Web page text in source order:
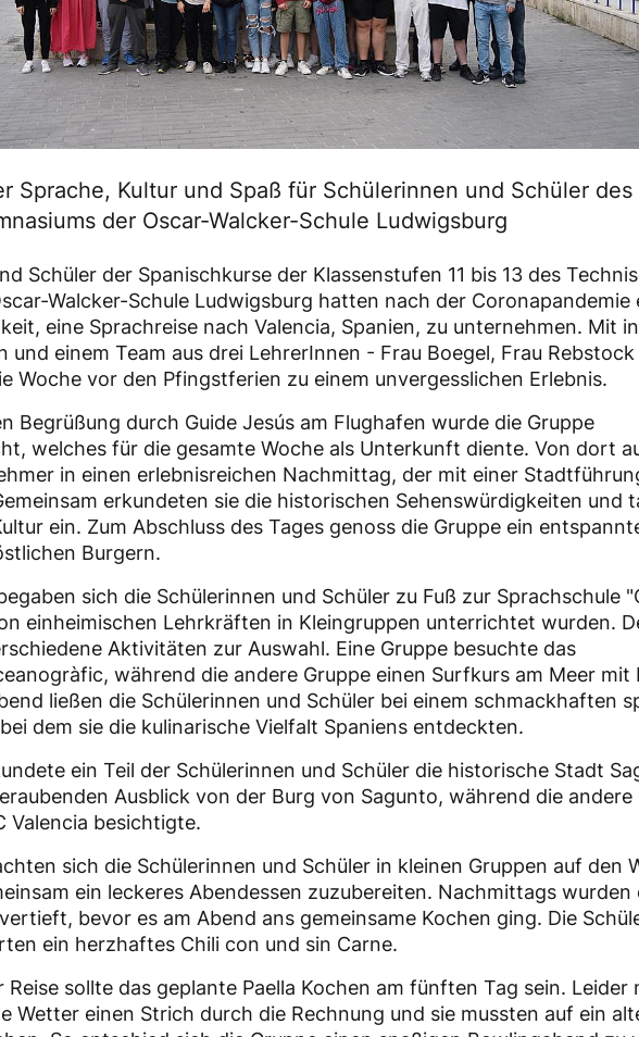
Sprache, Kultur und Spaß für Schülerinnen und Schüler des
der Oscar-Walcker-Schule Ludwigsburg
Schüler der Spanischkurse der Klassenstufen 11 bis 13 des
Walcker-Schule Ludwigsburg hatten nach der Coronapandemie
eine Sprachreise nach Valencia, Spanien, zu unternehmen. Mit
und einem Team aus drei LehrerInnen - Frau Boegel, Frau
Woche vor den Pfingstferien zu einem unvergesslichen Erlebnis.
Begrüßung durch Guide Jesús am Flughafen wurde die Gruppe
welches für die gesamte Woche als Unterkunft diente. Von dort
in einen erlebnisreichen Nachmittag, der mit einer
erkundeten sie die historischen Sehenswürdigkeiten und
ein. Zum Abschluss des Tages genoss die Gruppe ein
Burgern.
sich die Schülerinnen und Schüler zu Fuß zur Sprachschule
einheimischen Lehrkräften in Kleingruppen unterrichtet wurden.
Aktivitäten zur Auswahl. Eine Gruppe besuchte das
während die andere Gruppe einen Surfkurs am Meer mit
ließen die Schülerinnen und Schüler bei einem schmackhaften
dem sie die kulinarische Vielfalt Spaniens entdeckten.
ein Teil der Schülerinnen und Schüler die historische Stadt
Ausblick von der Burg von Sagunto, während die andere
Valencia besichtigte.
sich die Schülerinnen und Schüler in kleinen Gruppen auf den
ein leckeres Abendessen zuzubereiten. Nachmittags wurden
bevor es am Abend ans gemeinsame Kochen ging. Die
ein herzhaftes Chili con und sin Carne.
Reise sollte das geplante Paella Kochen am fünften Tag sein. Leider
Wetter einen Strich durch die Rechnung und sie mussten auf ein